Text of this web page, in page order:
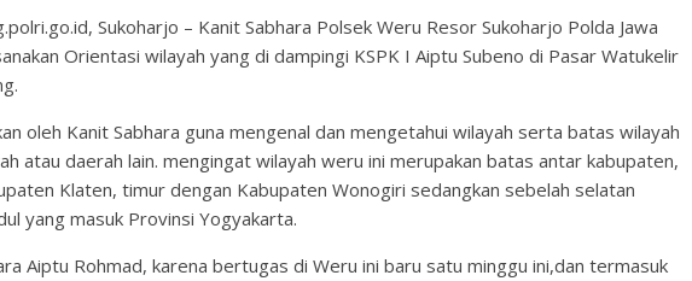
Sukoharjo – Kanit Sabhara Polsek Weru Resor Sukoharjo Polda Jawa
Orientasi wilayah yang di dampingi KSPK I Aiptu Subeno di Pasar Watukelir
oleh Kanit Sabhara guna mengenal dan mengetahui wilayah serta batas wilayah
atau daerah lain. mengingat wilayah weru ini merupakan batas antar kabupaten,
Klaten, timur dengan Kabupaten Wonogiri sedangkan sebelah selatan
yang masuk Provinsi Yogyakarta.
Aiptu Rohmad, karena bertugas di Weru ini baru satu minggu ini,dan termasuk